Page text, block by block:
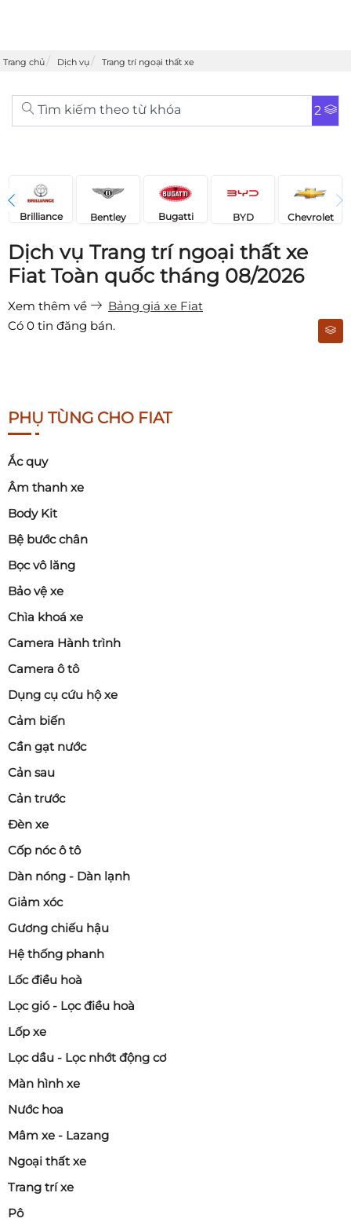
Trang chủ Dịch vụ Trang trí ngoại thất xe
Tìm kiếm theo từ khóa 2
Brilliance Bentley Bugatti BYD Chevrolet
Dịch vụ Trang trí ngoại thất xe
Fiat Toàn quốc tháng 08/2026
Xem thêm về
Bảng giá xe Fiat
Có 0 tin đăng bán.
PHỤ TÙNG CHO FIAT
Ắc quy
Âm thanh xe
Body Kit
Bệ bước chân
Bọc vô lăng
Bảo vệ xe
Chìa khoá xe
Camera Hành trình
Camera ô tô
Dụng cụ cứu hộ xe
Cảm biến
Cần gạt nước
Cản sau
Cản trước
Đèn xe
Cốp nóc ô tô
Dàn nóng - Dàn lạnh
Giảm xóc
Gương chiếu hậu
Hệ thống phanh
Lốc điều hoà
Lọc gió - Lọc điều hoà
Lốp xe
Lọc dầu - Lọc nhớt động cơ
Màn hình xe
Nước hoa
Mâm xe - Lazang
Ngoại thất xe
Trang trí xe
Pô